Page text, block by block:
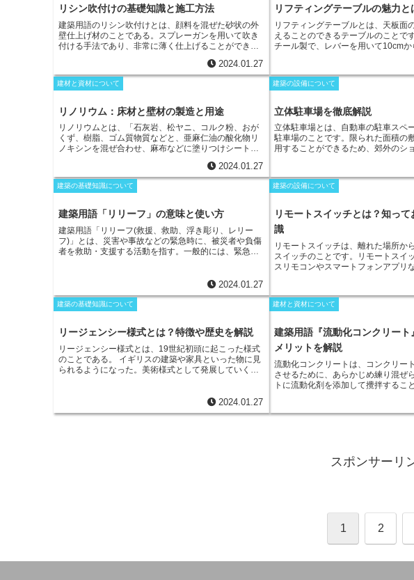
を利用できます。住宅金融支援機構へ2007年4月に移
行したことにより、対象が住宅債権か住宅積立郵便貯
金積立者に限定されることになりました。リ・ユース
住宅ということでは、一般の住宅会社も中古住宅を示
す言葉として盛んに使われるようになってきました。
リシン吹付けの基礎知識と施工方法
建築用語のリシン吹付けとは、顔料を混ぜた砂状の外
壁仕上げ材のことである。スプレーガンを用いて吹き
付ける手法であり、非常に薄く仕上げることができ
「リシン」と呼び、塗装工事の一環として行われるこ
ともあるが、左官工事として扱われることもある。リ
シン吹付けは、骨材が前面に出てくるためざらついた
仕上げ材であり、色も自由度に富んでいるのが特徴だ
が、合成樹脂を使用しているため、原色にすることは
難しい。また、下地の管理が重要であり、念入りに施
工しなければ、きれいに仕上げることができない。下
地の影響を受けやすいので、下地の状態を万全にして
おく必要がある。ラスの捨て貼りなどを行うケースも
2024.01.27
リフティングテーブルの魅力と
リフティングテーブルとは、天板面
えることのできるテーブルのことで
チール製で、レバーを用いて10cm
すくするための工夫として、天板を
レバーを上げ、下げる際はレバーを
かけるという方法が採用されている
アイロン台まで、用途に合わせて様
ることが可能です。また、合わせる
ないため、ソファに合わせて低めの
テーブル1台でシーンに合わせて様々
とができます。
建材と資材について
リノリウム：床材と壁材の製造と用途
リノリウムとは、「石灰岩、松ヤニ、コルク粉、おが
くず、樹脂、ゴム質物質などと、亜麻仁油の酸化物リ
ノキシンを混ぜ合わせ、麻布などに塗りつけシート状
性や耐水性に優れ、おもに壁材や床材に使用されま
す。1860年代にイギリスで発明され、日本には旧加賀
藩士によって、アメリカ合衆国から持ち込まれまし
後は、原料の油分が臭気を残すものの次第に消滅しま
す。また、表面の油膜が剥がれると浸透性が格段に上
がることにより、あとの床維持剤ののりが悪くなるこ
ともあります。そのため、硬いパッドなどを避け、定
期作業を行なう必要があります。公共の建物によく用
2024.01.27
建築の設備について
立体駐車場を徹底解説
立体駐車場とは、自動車の駐車スペ
駐車場のことです。限られた面積の
用することができるため、郊外のシ
テルの駐車場、病院などの公共施設
設には欠かせない駐車場となってい
庫の動線が短く済み、車両を駐車す
れています。立体駐車場は、駐車装
庫する機械式と、目的の階まで自走
式に分けられます。機械式は、エレ
運搬器を昇降させて収容するタワー
スペースを多層化する多段型に分け
型の立体駐車場は、地下や地上に駐
車のサイズや重量に合わせて複数の
このため、限られ
大限に活用することができ、また、
されているため、入出庫もスムーズ
層化しており、車を自走して駐車す
す。しかし、機械式よりも設置コス
機械式の駐車場よりも駐車スペース
建築の基礎知識について
建築用語「リリーフ」の意味と使い方
建築用語「リリーフ(救援、救助、浮き彫り、レリー
フ)」とは、 災害や事故などの緊急時に、被災者や負傷
者を救助・支援する活動を指す。一般的には、緊急サ
被災者の救助や避難、医療援
助、食料や水の提供、仮設住宅の建設、心理的なケア
など、さまざまな支援が含まれる。また、被災地域で
のインフラや公共サービスの復旧も重要であり、長期
は、被災者の命を救い、生活を再建するために重要な
役割を果たす。また、被災者の精神的なケアにも貢献
し、地域社会の回復に不可欠なものである。
2024.01.27
建築の設備について
リモートスイッチとは？知っ
識
リモートスイッチは、離れた場所か
スイッチのことです。リモートスイ
スリモコンやスマートフォンアプリ
電、カーテンなど、さまざまな機器
使用することができます。リモート
以下の2つの種類があります。*
るリモートスイッチです。ワイヤレ
ートスイッチは、テレビやエアコン
するために使用されることが多いで
ンアプリ式リモートスイッチ スマー
使って操作するリモートスイッチで
ンアプリ式リモートスイッチは、照
マート家電などを制御するために使
いです。リモートスイッチは、生活
ために役立つ便利なアイテムです。
建築の基礎知識について
リージェンシー様式とは？特徴や歴史を解説
リージェンシー様式とは、19世紀初頭に起こった様式
のことである。
イギリスの建築や家具といった物に見
られるようになった。美術様式として発展していくこ
く。フランスで広まったアンピール様式に大きな影響
を受けて成立していった。ギリシアやローマ、エジプ
2024.01.27
建材と資材について
建築用語『流動化コンクリート
メリットを解説
流動化コンクリートは、
コンクリー
させるために、あらかじめ練り混ぜ
トに流動化剤を添加して攪拌するこ
ない水量で同程度の流動性が得られ
ィングや乾燥収縮のリスクを軽減し
を図ることができます。流動化コン
しく流動性を改善したものを高流動
スポンサーリ
1 2